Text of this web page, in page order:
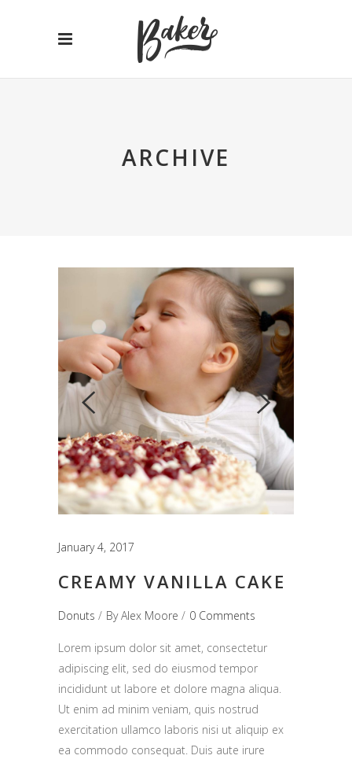
ARCHIVE
January 4, 2017
CREAMY VANILLA CAKE
Donuts ByAlex Moore 0 Comments
Lorem ipsum dolor sit amet, consectetur
adipiscing elit, sed do eiusmod tempor
incididunt ut labore et dolore magna aliqua.
Ut enim ad minim veniam, quis nostrud
exercitation ullamco laboris nisi ut aliquip ex
ea commodo consequat. Duis aute irure